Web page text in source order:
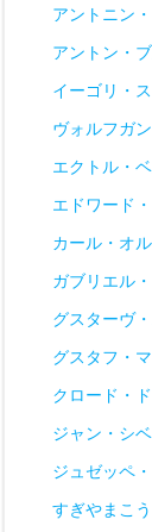
アントニン
アントン・
イーゴリ・
ヴォルフガ
エクトル・
エドワード
カール・オ
ガブリエル
グスターヴ
グスタフ・
クロード・
ジャン・シ
ジュゼッペ
すぎやまこ